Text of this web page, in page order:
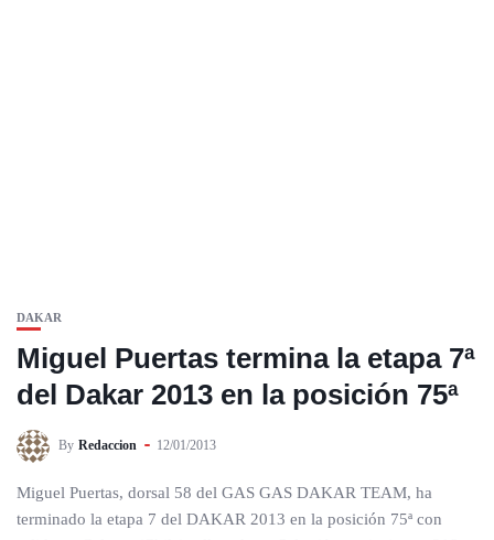
DAKAR
Miguel Puertas termina la etapa 7ª
del Dakar 2013 en la posición 75ª
By Redaccion 12/01/2013
Miguel Puertas, dorsal 58 del GAS GAS DAKAR TEAM, ha
terminado la etapa 7 del DAKAR 2013 en la posición 75ª con